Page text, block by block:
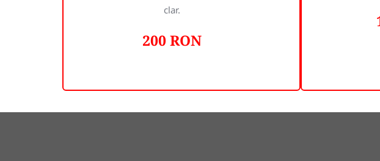
clar.
200 RON